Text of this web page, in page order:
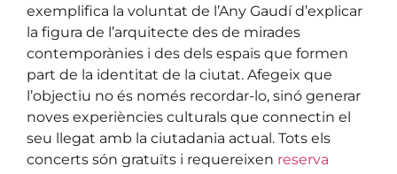
exemplifica la voluntat de l’Any Gaudí d’explicar
la figura de l’arquitecte des de mirades
contemporànies i des dels espais que formen
part de la identitat de la ciutat. Afegeix que
l’objectiu no és només recordar-lo, sinó generar
noves experiències culturals que connectin el
seu llegat amb la ciutadania actual. Tots els
concerts són gratuïts i requereixen reserva